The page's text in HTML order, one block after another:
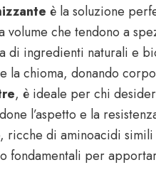
è la soluzione
volume che tendono a
di ingredienti naturali e
la chioma, donando
, è ideale per chi
l’aspetto e la
ricche di aminoacidi
fondamentali per